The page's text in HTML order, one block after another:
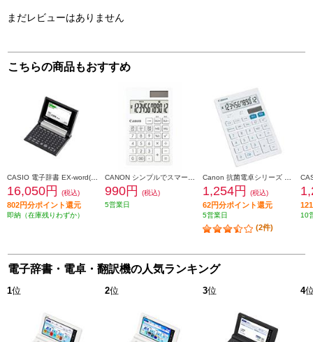
まだレビューはありません
こちらの商品もおすすめ
16,050円 (税込)
802円分ポイント還元
即納（在庫残りわずか）
990円
(税込)
5営業日
1,254円 (税込)
62円分ポイント還元
5営業日
(2件)
10
電子辞書・電卓・翻訳機の人気ランキング
1位 2位 3位 4